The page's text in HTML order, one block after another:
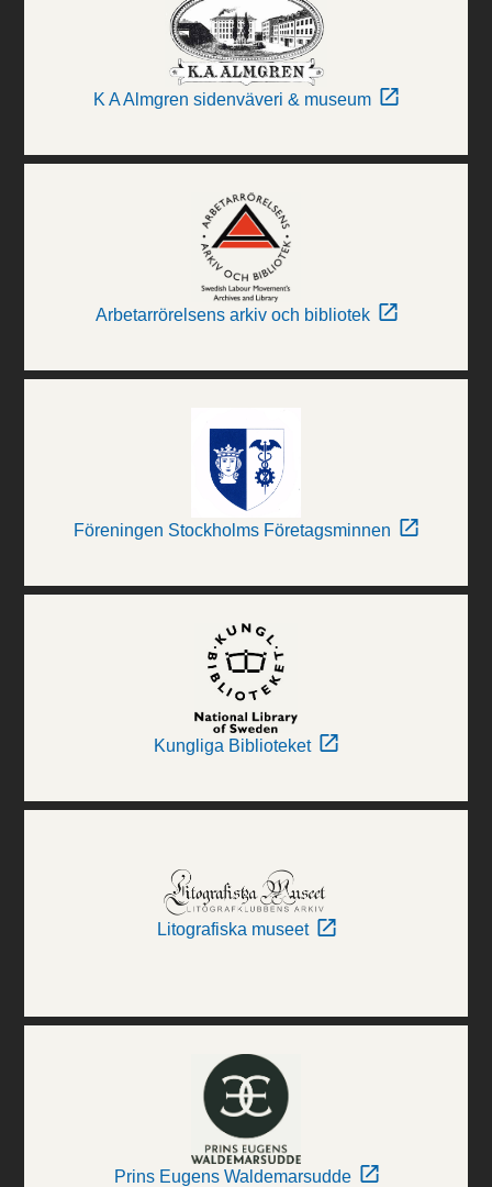
K A Almgren sidenväveri & museum
Arbetarrörelsens arkiv och bibliotek
Föreningen Stockholms Företagsminnen
Kungliga Biblioteket
Litografiska museet
Prins Eugens Waldemarsudde